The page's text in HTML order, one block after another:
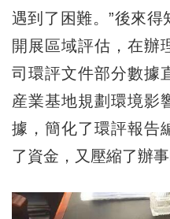
遇到了困難。”後來
開展區域評估，在辦
司環評文件部分數據
産業基地規劃環境影
據，簡化了環評報告
了資金，又壓縮了辦事